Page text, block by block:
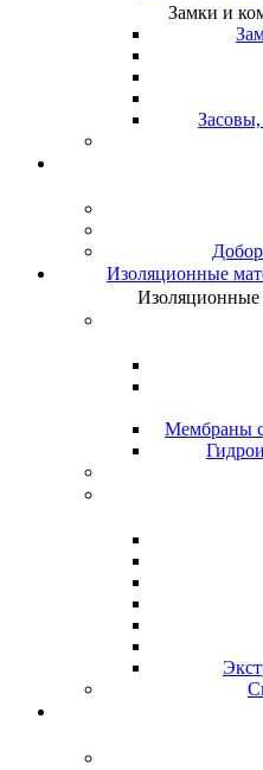
Замки и
Изоляционные
Изоляционные
Мембраны